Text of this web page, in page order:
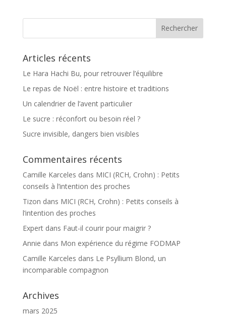
Articles récents
Le Hara Hachi Bu, pour retrouver l’équilibre
Le repas de Noël : entre histoire et traditions
Un calendrier de l’avent particulier
Le sucre : réconfort ou besoin réel ?
Sucre invisible, dangers bien visibles
Commentaires récents
Camille Karceles dans MICI (RCH, Crohn) : Petits
conseils à l’intention des proches
Tizon dans MICI (RCH, Crohn) : Petits conseils à
l’intention des proches
Expertdans Faut-il courir pour maigrir ?
Annie dans Mon expérience du régime FODMAP
Camille Karceles dans Le Psyllium Blond, un
incomparable compagnon
Archives
mars 2025